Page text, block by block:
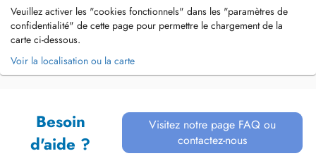
Veuillez activer les "cookies fonctionnels" dans les "paramètres de
confidentialité" de cette page pour permettre le chargement de la
carte ci-dessous.
Voir la localisation ou la carte
Besoin
d'aide ?
Visitez notre page FAQ ou
contactez-nous